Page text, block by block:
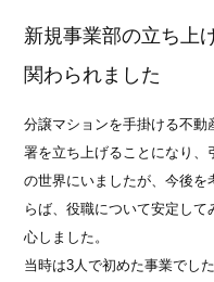
新規事業部の立ち上
関わられました
分譲マションを手掛ける不
署を立ち上げることになり
の世界にいましたが、今後
らば、役職について安定し
心しました。
当時は3人で初めた事業でし